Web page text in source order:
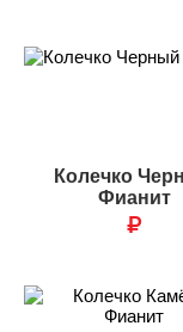
Колечко
Фианит
₽